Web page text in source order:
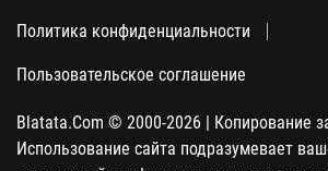
Политика конфиденциальности
Пользовательское соглашение
Blatata.Com © 2000-2026 | Копирование
Использование сайта подразумевает